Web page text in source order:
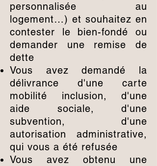
personnalisée au
logement…) et souhaitez en
contester le bien-fondé ou
demander une remise de
dette
Vous avez demandé la
délivrance d'une carte
mobilité inclusion, d'une
aide sociale, d'une
subvention, d'une
autorisation administrative,
qui vous a été refusée
Vous avez obtenu une